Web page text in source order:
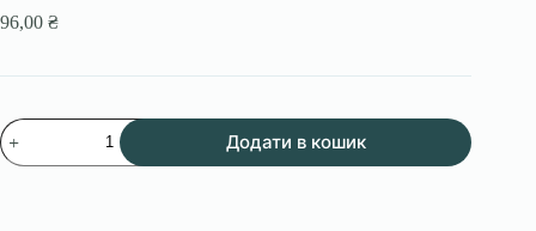
96,00 ₴
Калоприймач
LENTELL
L75
Додати в кошик